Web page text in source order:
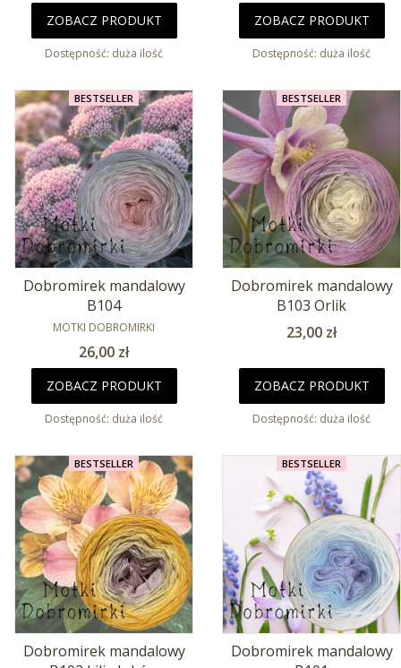
ZOBACZ PRODUKT
Dostępność: duża ilość
ZOBACZ PRODUKT
Dostępność: duża ilość
BESTSELLER
Dobromirek mandalowy
B104
PRODUCENT
MOTKI DOBROMIRKI
Cena
26,00 zł
ZOBACZ PRODUKT
Dostępność: duża ilość
BESTSELLER
Dobromirek mandalowy
B103 Orlik
Cena
23,00 zł
ZOBACZ PRODUKT
Dostępność: duża ilość
BESTSELLER
Dobromirek mandalowy
BESTSELLER
Dobromirek mandalowy